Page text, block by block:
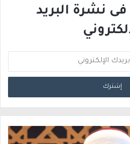
نشرة البريد